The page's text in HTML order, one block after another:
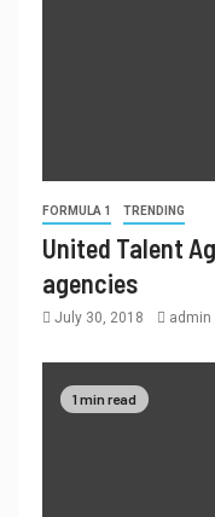
FORMULA 1 TRENDING
United Talent
agencies
July 30, 2018 admin
1 min read